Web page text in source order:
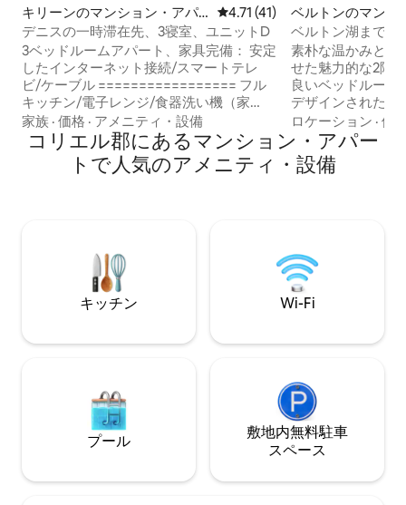
キリーンのマンション・アパ
ート
レビュー41件、5つ星中4.71つ
4.71 (41)
デニスの一時滞在先、3寝室、ユニットD
3ベッドルームアパート、家具完備： 安定
したインターネット接続/スマートテレ
ビ/ケーブル ================= フル
キッチン/電子レンジ/食器洗い機（家
電） ダイニングテーブル
================== ランドリールー
ム（洗濯機・乾燥機）
================== マスターベッド
（ソファ、ラブシート、コーヒーテーブ
ル、エンドテーブル） 広い裏庭など 必要
に応じて、寝室の配置についてお問い合
わせください。
家族 · 価格 · アメニティ・設備
ベルトンのマンシ
ート
ベルトン湖まで徒
ライベートユニッ
素朴な温かみとモ
せた魅力的な2階
良いベッドルーム
デザインされたバ
ベルトンレイク
の場所にあり、景
ィビティにも簡
な隠れ家的な空
ンサイズベッド1
ムにはフルサイズ
ソファベッド1台
ロケーション ·価
コリエル郡にあるマンション・アパー
トで人気のアメニティ・設備
キッチン Wi-Fi
プール
敷地内無料駐⁠車
ス⁠ペ⁠ー⁠ス